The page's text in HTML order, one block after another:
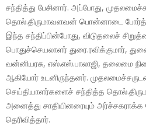
சந்தித்து பேசினார். அப்போது,
தொல்.திருமாவளவன் பொன்னாடை
இந்த சந்திப்பின்போது, விடுதலைச்
பொதுச்செயலாளர் துரை.ரவிக்குமார்,
வன்னியரசு, எஸ்.எஸ்.பாலாஜி, தலைமை
ஆகியோர் உடனிருந்தனர்.
செய்தியாளர்களைச் சந்தித்த
அனைத்து சாதியினரையும் அர்ச்சகராக்க
தெரிவித்தார்.